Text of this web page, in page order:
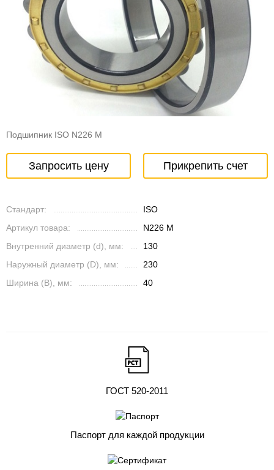
Подшипник ISO N226 M
Запросить цену Прикрепить счет
Стандарт:
ISO
Артикул товара:
N226 M
Внутренний диаметр (d), мм:
130
Наружный диаметр (D), мм:
230
Ширина (B), мм:
40
ГОСТ 520-2011
Паспорт для каждой продукции